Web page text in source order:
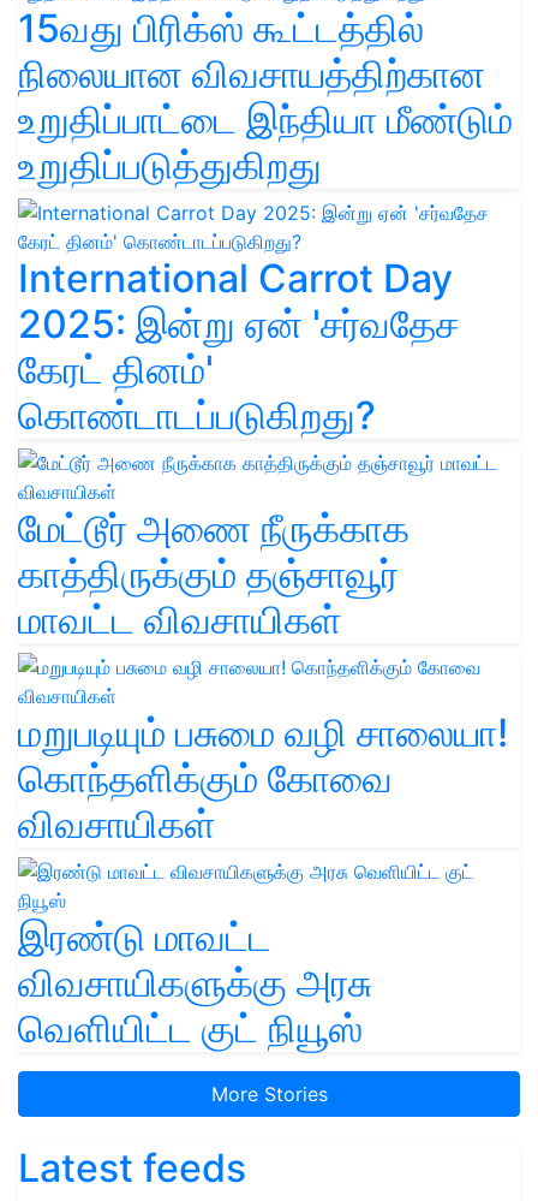
15வது பிரிக்ஸ் கூட்டத்தில்
நிலையான விவசாயத்திற்கான
உறுதிப்பாட்டை இந்தியா மீண்டும்
உறுதிப்படுத்துகிறது
International Carrot Day
2025: இன்று ஏன் 'சர்வதேச
கேரட் தினம்'
கொண்டாடப்படுகிறது?
மேட்டூர் அணை நீருக்காக
காத்திருக்கும் தஞ்சாவூர்
மாவட்ட விவசாயிகள்
மறுபடியும் பசுமை வழி சாலையா!
கொந்தளிக்கும் கோவை
விவசாயிகள்
இரண்டு மாவட்ட
விவசாயிகளுக்கு அரசு
வெளியிட்ட குட் நியூஸ்
More Stories
Latest feeds